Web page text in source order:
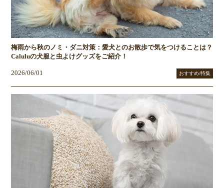
梅雨から秋のノミ・ダニ対策：愛犬とのお散歩で気をつけることは？
Caluluの犬服と虫よけグッズをご紹介！
2026/06/01 おすすめ/特集